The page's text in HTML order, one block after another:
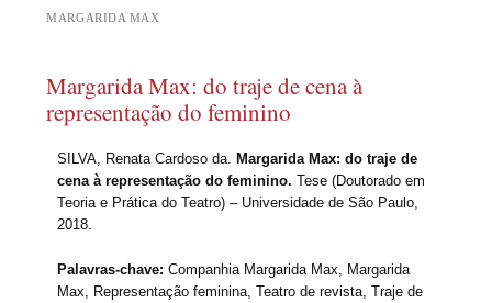
MARGARIDA MAX
Margarida Max: do traje de cena à
representação do feminino
SILVA, Renata Cardoso da.
Margarida Max: do traje de
cena à representação do feminino.Tese (Doutorado em
Teoria e Prática do Teatro) – Universidade de São Paulo,
2018.
Palavras-chave: Companhia Margarida Max, Margarida
Max, Representação feminina, Teatro de revista, Traje de